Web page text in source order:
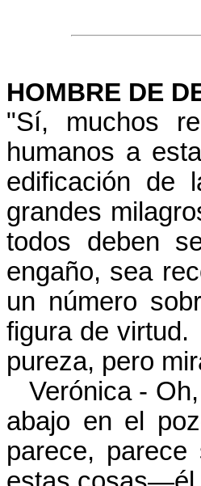
HOMBRE DE
"Sí, muchos
humanos a
edificación de
grandes
todos deben
engaño, sea
un número
figura de virtud.
pureza, pero
Verónica -
abajo en el
parece,